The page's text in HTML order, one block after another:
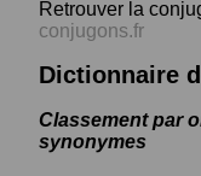
Retrouver la
conjugons.fr
Dictionnaire
Classement par
synonymes